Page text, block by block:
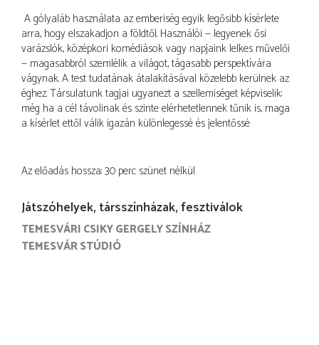
A gólyaláb használata az emberiség egyik legősibb kísérlete
arra, hogy elszakadjon a földtől. Használói — legyenek ősi
varázslók, középkori komédiások vagy napjaink lelkes művelői
— magasabbról szemlélik a világot, tágasabb perspektívára
vágynak. A test tudatának átalakításával közelebb kerülnek az
éghez. Társulatunk tagjai ugyanezt a szellemiséget képviselik:
még ha a cél távolinak és szinte elérhetetlennek tűnik is, maga
a kísérlet ettől válik igazán különlegessé és jelentőssé
Az előadás hossza: 30 perc szünet nélkül
Játszóhelyek, társszínházak, fesztiválok
TEMESVÁRI CSIKY GERGELY SZÍNHÁZ
TEMESVÁR STÚDIÓ